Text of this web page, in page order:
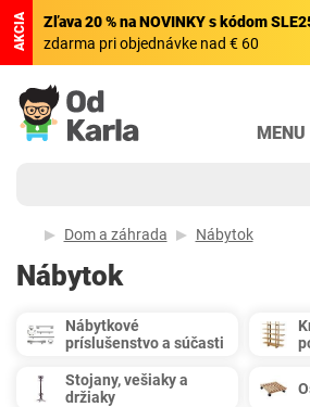
AKCIA Zľava 20 % na NOVINKY s kódom
zdarma pri objednávke nad € 60
MENU
Dom a záhrada Nábytok
Nábytok
Nábytkové
príslušenstvo a súčasti
Stojany, vešiaky a
držiaky